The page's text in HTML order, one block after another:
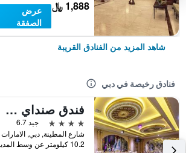
1,888 ﷼
عرض
الصفقة
شاهد المزيد من الفنادق القريبة
فنادق رخيصة في دبي
فندق صنداي سويتس إكسلسيور ديرة (فندق شيراتون ديرة سابقًا)
4 نجوم
جيد 6.7
10.2 كيلومتر عن وسط المدينة